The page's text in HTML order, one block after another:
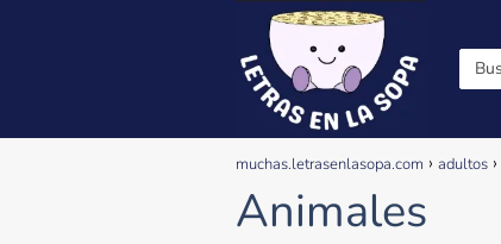
muchas.letrasenlasopa.com adultos
Animales